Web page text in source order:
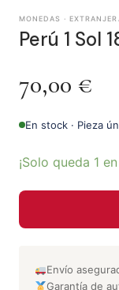
MONEDAS ·
Perú 1 Sol
70,00 €
En stock · Pieza
¡Solo queda 1
Envío
Garantía de